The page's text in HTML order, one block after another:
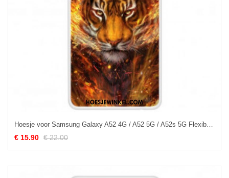
Hoesje voor Samsung Galaxy A52 4G / A52 5G / A52s 5G Flexibele Tijger
€ 15.90 € 22.00